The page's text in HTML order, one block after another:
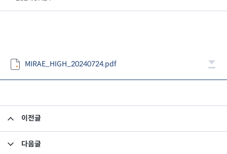
MIRAE_HIGH_20240724.pdf
이전글
다음글